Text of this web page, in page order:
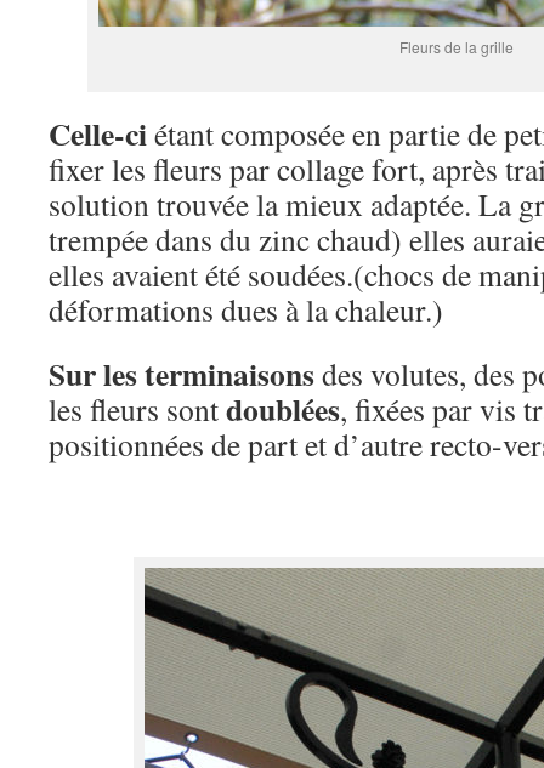
Fleurs de la grille
Celle-ciétant composée en partie de
fixer les fleurs par collage fort, après
solution trouvée la mieux adaptée. La
trempée dans du zinc chaud) elles
elles avaient été soudées.(chocs de
déformations dues à la chaleur.)
Sur les terminaisonsdes volutes, des
les fleurs sontdoublées, fixées par vis
positionnées de part et d’autre recto-